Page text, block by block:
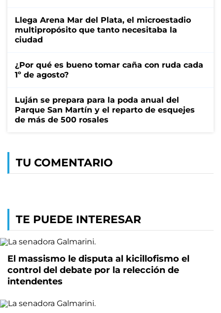
Llega Arena Mar del Plata, el microestadio
multipropósito que tanto necesitaba la
ciudad
¿Por qué es bueno tomar caña con ruda cada
1º de agosto?
Luján se prepara para la poda anual del
Parque San Martín y el reparto de esquejes
de más de 500 rosales
TU COMENTARIO
TE PUEDE INTERESAR
El massismo le disputa al kicillofismo el
control del debate por la relección de
intendentes